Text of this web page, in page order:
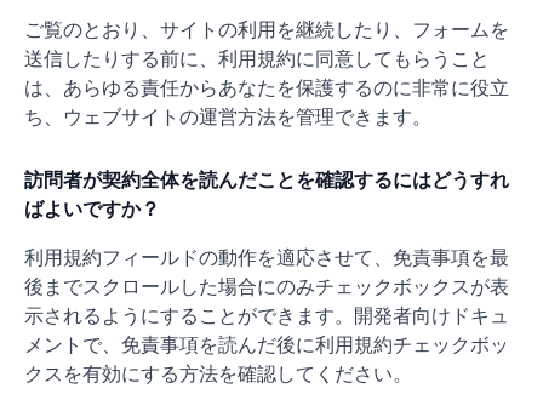
ご覧のとおり、サイトの利用を継続したり、フォームを
送信したりする前に、利用規約に同意してもらうこと
は、あらゆる責任からあなたを保護するのに非常に役立
ち、ウェブサイトの運営方法を管理できます。
訪問者が契約全体を読んだことを確認するにはどうすれ
ばよいですか？
利用規約フィールドの動作を適応させて、免責事項を最
後までスクロールした場合にのみチェックボックスが表
示されるようにすることができます。開発者向けドキュ
メントで、免責事項を読んだ後に利用規約チェックボッ
クスを有効にする方法を確認してください。